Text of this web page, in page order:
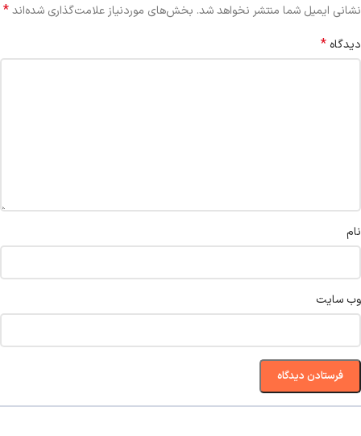
نشانی ایمیل شما منتشر نخواهد شد. بخش‌های موردنیاز علامت‌گذاری شده‌اند*
دیدگاه *
نام
وب‌ سایت